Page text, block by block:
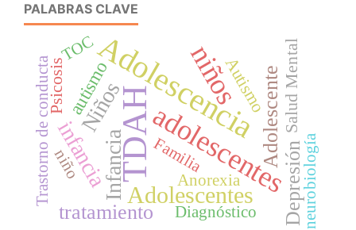
PALABRAS CLAVE
TDAH
Adolescencia
niños
adolescentes
Adolescentes
Infancia
Niños
infancia
tratamiento
Adolescente
Depresión
autismo Autismo Salud Mental
Psicosis
TOC
Familia neurobiología
Diagnóstico
Anorexia
niño
Trastorno de conducta